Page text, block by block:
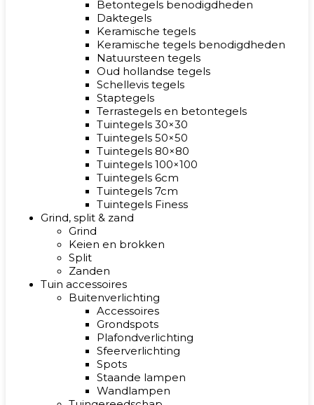
Betontegels benodigdheden
Daktegels
Keramische tegels
Keramische tegels benodigdheden
Natuursteen tegels
Oud hollandse tegels
Schellevis tegels
Staptegels
Terrastegels en betontegels
Tuintegels 30×30
Tuintegels 50×50
Tuintegels 80×80
Tuintegels 100×100
Tuintegels 6cm
Tuintegels 7cm
Tuintegels Finess
Grind, split & zand
Grind
Keien en brokken
Split
Zanden
Tuin accessoires
Buitenverlichting
Accessoires
Grondspots
Plafondverlichting
Sfeerverlichting
Spots
Staande lampen
Wandlampen